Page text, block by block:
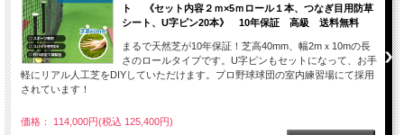
ト 《セット内容２ｍ×5ｍロール１本、つなぎ目用防草
シート、U字ピン20本》 10年保証 高級 送料無料
まるで天然芝が10年保証！芝高40mm、幅2mｘ10mの長
さのロールタイプです。U字ピンもセットになって、お手
軽にリアル人工芝をDIYしていただけます。プロ野球球団の室内練習場にて採用
されています！
価格： 114,000円(税込 125,400円)